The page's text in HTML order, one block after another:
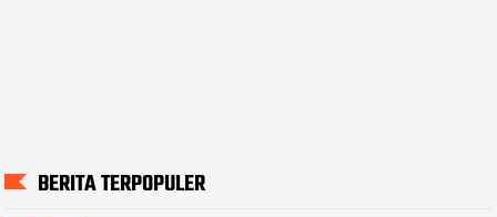
BERITA TERPOPULER